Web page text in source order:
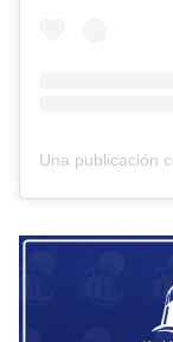
Una publicación